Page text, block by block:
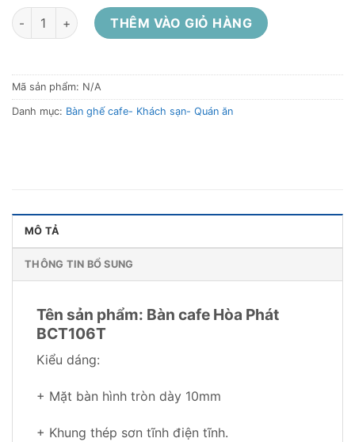
Bàn cafe Hòa Phát BCF106T số lượng
THÊM VÀO GIỎ HÀNG
Mã sản phẩm: N/A
Danh mục: Bàn ghế cafe- Khách sạn- Quán ăn
MÔ TẢ
THÔNG TIN BỔ SUNG
Tên sản phẩm: Bàn cafe Hòa Phát
BCT106T
Kiểu dáng:
+ Mặt bàn hình tròn dày 10mm
+ Khung thép sơn tĩnh điện tĩnh.